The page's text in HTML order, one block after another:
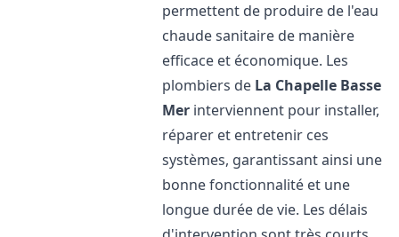
permettent de produire de l'eau
chaude sanitaire de manière
efficace et économique. Les
plombiers de La Chapelle Basse
Mer interviennent pour installer,
réparer et entretenir ces
systèmes, garantissant ainsi une
bonne fonctionnalité et une
longue durée de vie. Les délais